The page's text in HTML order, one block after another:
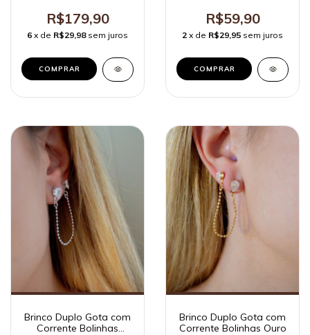
R$179,90
6 x de R$29,98 sem juros
COMPRAR
R$59,90
2 x de R$29,95 sem juros
Brinco Duplo Gota com
Corrente Bolinhas
Brinco Duplo Gota com
Corrente Bolinhas Ouro